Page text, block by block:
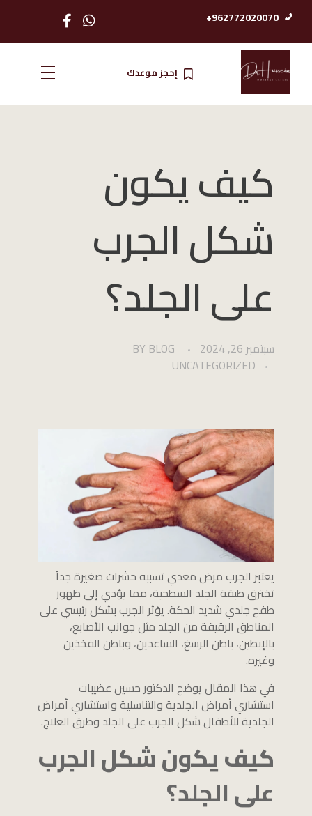
962772020070+
الدكتور حسين عضيبات استشاري امرض الجلدية والتناسلية
إحجز موعدك
كيف يكون
شكل الجرب
على الجلد؟
سبتمبر 26, 2024 BY BLOG
UNCATEGORIZED
يعتبر الجرب مرض معدي تسببه حشرات صغيرة جداً
تخترق طبقة الجلد السطحية، مما يؤدي إلى ظهور
طفح جلدي شديد الحكة. يؤثر الجرب بشكل رئيسي على
المناطق الرقيقة من الجلد مثل جوانب الأصابع،
بالإبطين، باطن الرسغ، الساعدين، وباطن الفخذين
وغيره.
في هذا المقال يوضح الدكتور حسين عضيبات
استشاري أمراض الجلدية والتناسلية واستشاري أمراض
الجلدية للأطفال شكل الجرب على الجلد وطرق العلاج.
كيف يكون شكل الجرب
على الجلد؟